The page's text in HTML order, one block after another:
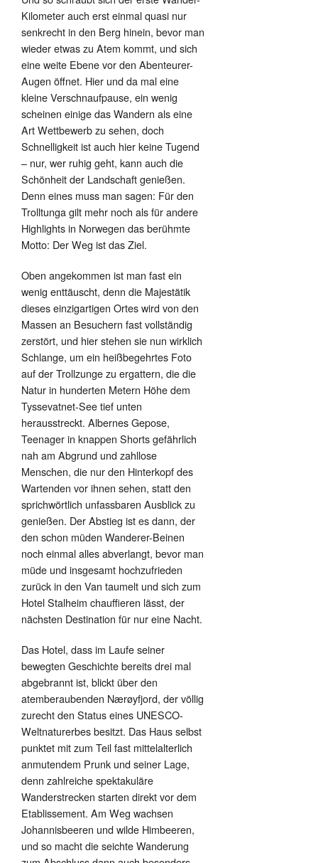
Kilometer auch erst einmal quasi nur
senkrecht in den Berg hinein, bevor man
wieder etwas zu Atem kommt, und sich
eine weite Ebene vor den Abenteurer-
Augen öffnet. Hier und da mal eine
kleine Verschnaufpause, ein wenig
scheinen einige das Wandern als eine
Art Wettbewerb zu sehen, doch
Schnelligkeit ist auch hier keine Tugend
– nur, wer ruhig geht, kann auch die
Schönheit der Landschaft genießen.
Denn eines muss man sagen: Für den
Trolltunga gilt mehr noch als für andere
Highlights in Norwegen das berühmte
Motto: Der Weg ist das Ziel.
Oben angekommen ist man fast ein
wenig enttäuscht, denn die Majestätik
dieses einzigartigen Ortes wird von den
Massen an Besuchern fast vollständig
zerstört, und hier stehen sie nun wirklich
Schlange, um ein heißbegehrtes Foto
auf der Trollzunge zu ergattern, die die
Natur in hunderten Metern Höhe dem
Tyssevatnet-See tief unten
herausstreckt. Albernes Gepose,
Teenager in knappen Shorts gefährlich
nah am Abgrund und zahllose
Menschen, die nur den Hinterkopf des
Wartenden vor ihnen sehen, statt den
sprichwörtlich unfassbaren Ausblick zu
genießen. Der Abstieg ist es dann, der
den schon müden Wanderer-Beinen
noch einmal alles abverlangt, bevor man
müde und insgesamt hochzufrieden
zurück in den Van taumelt und sich zum
Hotel Stalheim chauffieren lässt, der
nächsten Destination für nur eine Nacht.
Das Hotel, dass im Laufe seiner
bewegten Geschichte bereits drei mal
abgebrannt ist, blickt über den
atemberaubenden Nærøyfjord, der völlig
zurecht den Status eines UNESCO-
Weltnaturerbes besitzt. Das Haus selbst
punktet mit zum Teil fast mittelalterlich
anmutendem Prunk und seiner Lage,
denn zahlreiche spektakuläre
Wanderstrecken starten direkt vor dem
Etablissement. Am Weg wachsen
Johannisbeeren und wilde Himbeeren,
und so macht die seichte Wanderung